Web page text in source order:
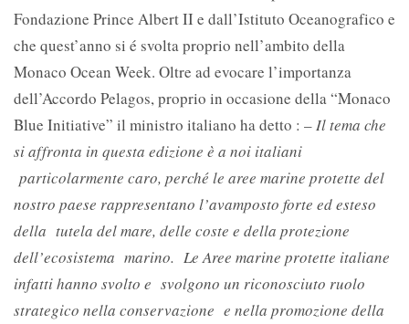
Fondazione Prince Albert II e dall’Istituto Oceanografico e
che quest’anno si é svolta proprio nell’ambito della
Monaco Ocean Week. Oltre ad evocare l’importanza
dell’Accordo Pelagos, proprio in occasione della “Monaco
Blue Initiative” il ministro italiano ha detto : – Il tema che
si affronta in questa edizione è a noi italiani
particolarmente caro, perché le aree marine protette del
nostro paese rappresentano l’avamposto forte ed esteso
della tutela del mare, delle coste e della protezione
dell’ecosistema marino. Le Aree marine protette italiane
infatti hanno svolto e svolgono un riconosciuto ruolo
strategico nella conservazione e nella promozione della